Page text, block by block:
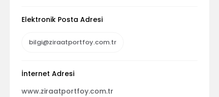
Elektronik Posta Adresi
bilgi@ziraatportfoy.com.tr
İnternet Adresi
www.ziraatportfoy.com.tr